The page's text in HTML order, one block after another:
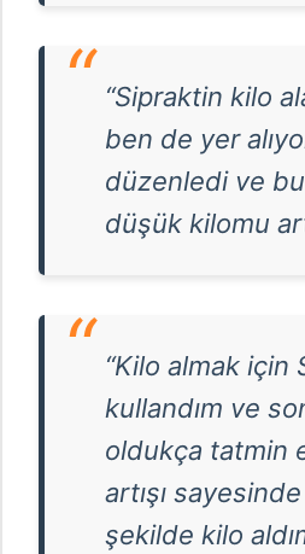
“Sipraktin kilo
ben de yer
düzenledi ve
düşük kilomu
“Kilo almak için
kullandım ve
oldukça tatmin
artışı sayesinde
şekilde kilo